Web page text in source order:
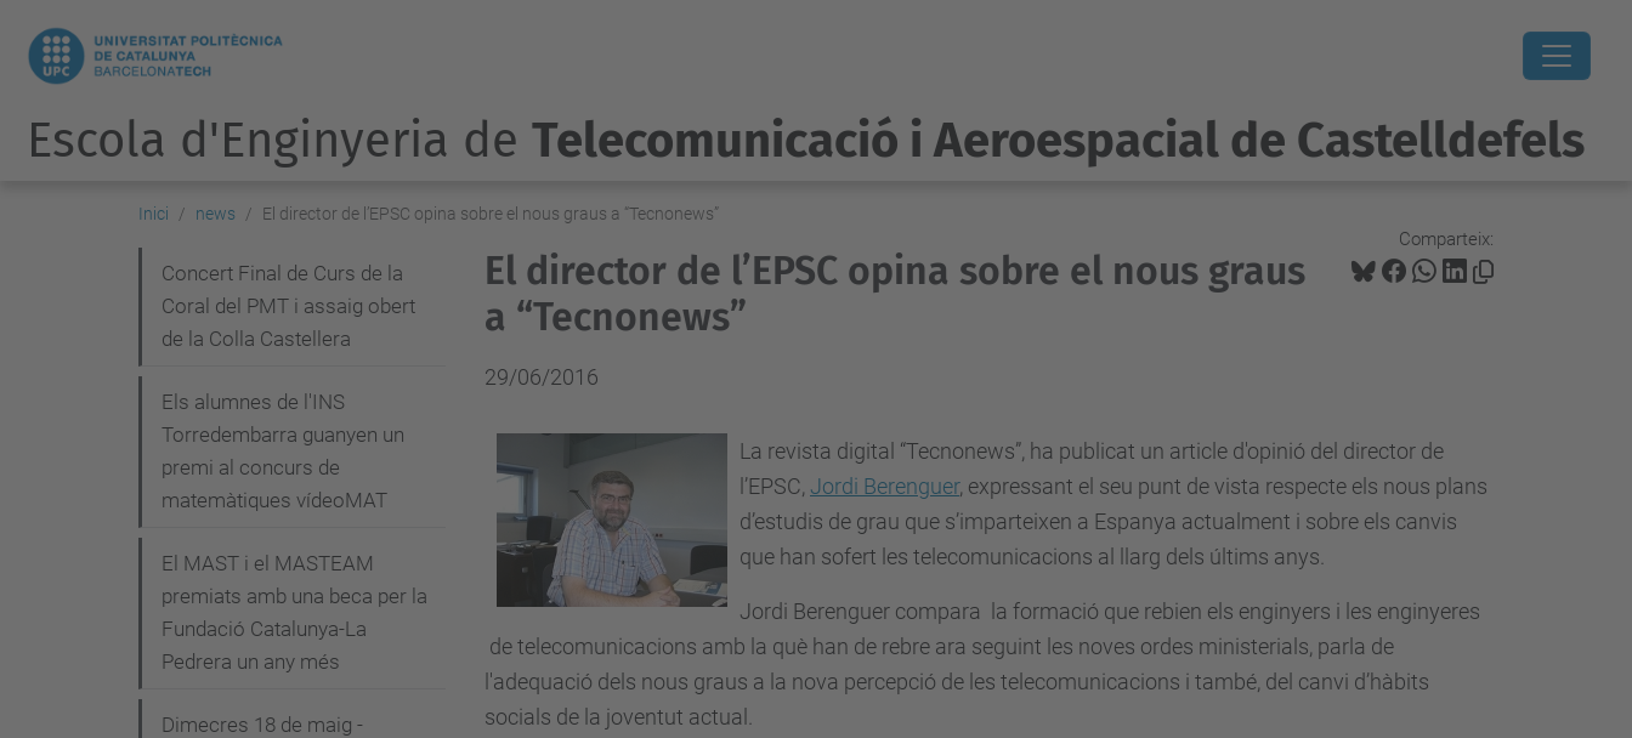
Escola d'Enginyeria de Telecomunicació i Aeroespacial de Castelldefels
Inici news El director de l’EPSC opina sobre el nous graus a “Tecnonews”
Comparteix:
El director de l’EPSC opina sobre el nous graus
a “Tecnonews”
29/06/2016
La revista digital “Tecnonews”, ha publicat un article d'opinió del director de
l’EPSC, Jordi Berenguer, expressant el seu punt de vista respecte els nous plans
d’estudis de grau que s’imparteixen a Espanya actualment i sobre els canvis
que han sofert les telecomunicacions al llarg dels últims anys.
Jordi Berenguer compara la formació que rebien els enginyers i les enginyeres
de telecomunicacions amb la què han de rebre ara seguint les noves ordes ministerials, parla de
l'adequació dels nous graus a la nova percepció de les telecomunicacions i també, del canvi d’hàbits
socials de la joventut actual.
v
c
Concert Final de Curs de la
Coral del PMT i assaig obert
de la Colla Castellera
Els alumnes de l'INS
Torredembarra guanyen un
premi al concurs de
matemàtiques vídeoMAT
El MAST i el MASTEAM
premiats amb una beca per la
Fundació Catalunya-La
Pedrera un any més
Dimecres 18 de maig -